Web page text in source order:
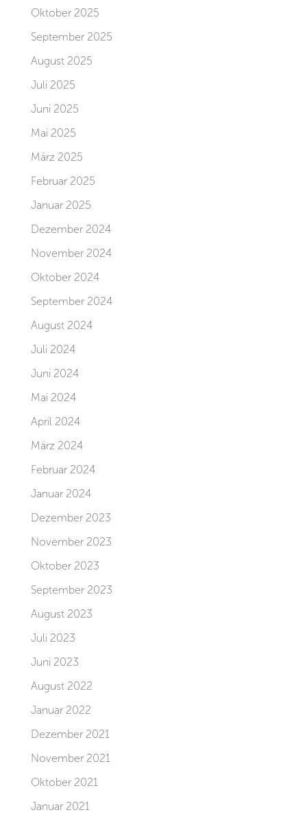
Oktober 2025
September 2025
August 2025
Juli 2025
Juni 2025
Mai 2025
März 2025
Februar 2025
Januar 2025
Dezember 2024
November 2024
Oktober 2024
September 2024
August 2024
Juli 2024
Juni 2024
Mai 2024
April 2024
März 2024
Februar 2024
Januar 2024
Dezember 2023
November 2023
Oktober 2023
September 2023
August 2023
Juli 2023
Juni 2023
August 2022
Januar 2022
Dezember 2021
November 2021
Oktober 2021
Januar 2021